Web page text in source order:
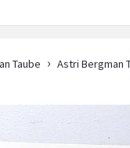
Taube Astri Bergman